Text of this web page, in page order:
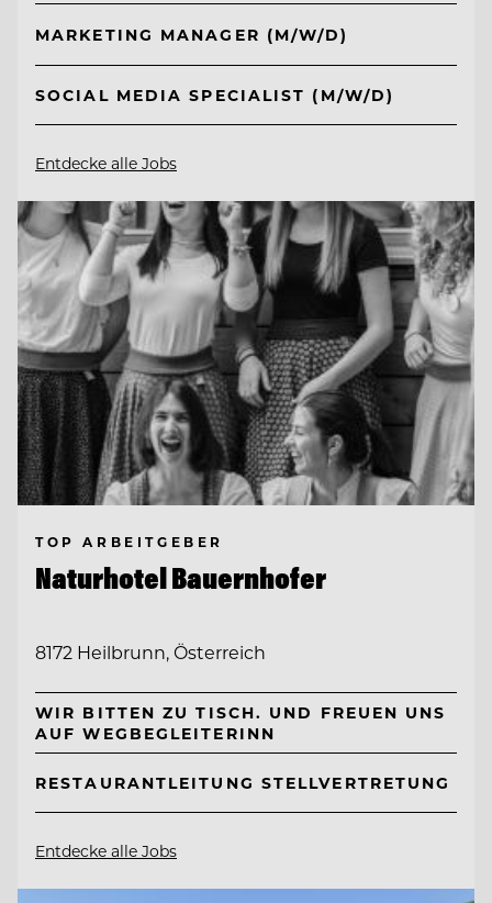
MARKETING MANAGER (M/W/D)
SOCIAL MEDIA SPECIALIST (M/W/D)
Entdecke alle Jobs
TOP ARBEITGEBER
Naturhotel Bauernhofer
8172 Heilbrunn, Österreich
WIR BITTEN ZU TISCH. UND FREUEN UNS
AUF WEGBEGLEITERINN
RESTAURANTLEITUNG STELLVERTRETUNG
Entdecke alle Jobs